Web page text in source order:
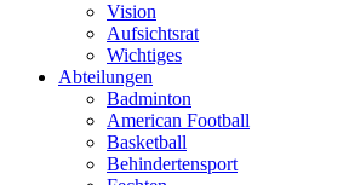
Vision
Aufsichtsrat
Wichtiges
Abteilungen
Badminton
American Football
Basketball
Behindertensport